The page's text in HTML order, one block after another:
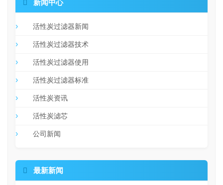
 新闻中心
活性炭过滤器新闻
活性炭过滤器技术
活性炭过滤器使用
活性炭过滤器标准
活性炭资讯
活性炭滤芯
公司新闻
 最新新闻